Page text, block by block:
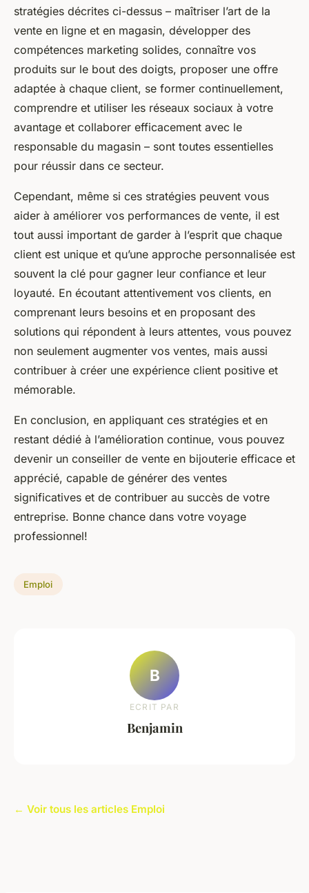
stratégies décrites ci-dessus – maîtriser l’art de la
vente en ligne et en magasin, développer des
compétences marketing solides, connaître vos
produits sur le bout des doigts, proposer une offre
adaptée à chaque client, se former continuellement,
comprendre et utiliser les réseaux sociaux à votre
avantage et collaborer efficacement avec le
responsable du magasin – sont toutes essentielles
pour réussir dans ce secteur.
Cependant, même si ces stratégies peuvent vous
aider à améliorer vos performances de vente, il est
tout aussi important de garder à l’esprit que chaque
client est unique et qu’une approche personnalisée est
souvent la clé pour gagner leur confiance et leur
loyauté. En écoutant attentivement vos clients, en
comprenant leurs besoins et en proposant des
solutions qui répondent à leurs attentes, vous pouvez
non seulement augmenter vos ventes, mais aussi
contribuer à créer une expérience client positive et
mémorable.
En conclusion, en appliquant ces stratégies et en
restant dédié à l’amélioration continue, vous pouvez
devenir un conseiller de vente en bijouterie efficace et
apprécié, capable de générer des ventes
significatives et de contribuer au succès de votre
entreprise. Bonne chance dans votre voyage
professionnel!
Emploi
B
ECRIT PAR
Benjamin
← Voir tous les articles Emploi